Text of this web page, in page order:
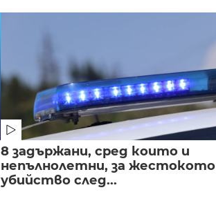
8 задържани, сред които и
непълнолетни, за жестокото
убийство след...